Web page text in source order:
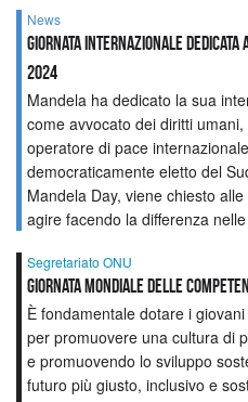
News
Giornata internazionale dedicata
2024
Mandela ha dedicato la sua
come avvocato dei diritti
operatore di pace
democraticamente eletto del
Mandela Day, viene chiesto
agire facendo la differenza
Segretariato ONU
Giornata mondiale delle
È fondamentale dotare i
per promuovere una cultura di
e promuovendo lo sviluppo
futuro più giusto, inclusivo e